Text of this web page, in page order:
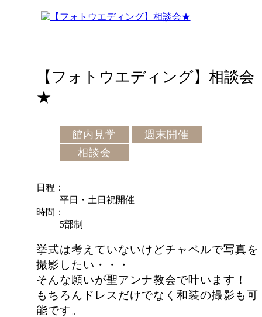
【フォトウエディング】相談会
★
館内見学
週末開催
相談会
日程
平日・土日祝開催
時間
5部制
挙式は考えていないけどチャペルで写真を
撮影したい・・・
そんな願いが聖アンナ教会で叶います！
もちろんドレスだけでなく和装の撮影も可
能です。